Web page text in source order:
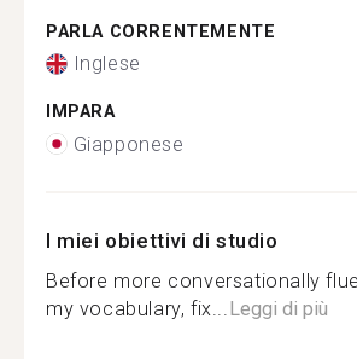
PARLA CORRENTEMENTE
Inglese
IMPARA
Giapponese
I miei obiettivi di studio
Before more conversationally
my vocabulary, fix... Leggi di più